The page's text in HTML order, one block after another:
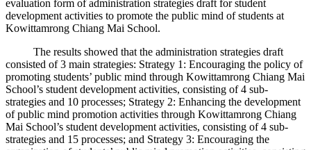
evaluation form of administration strategies draft for student
development activities to promote the public mind of students at
Kowittamrong Chiang Mai School.
The results showed that the administration strategies draft
consisted of 3 main strategies: Strategy 1: Encouraging the policy of
promoting students’ public mind through Kowittamrong Chiang Mai
School’s student development activities, consisting of 4 sub-
strategies and 10 processes; Strategy 2: Enhancing the development
of public mind promotion activities through Kowittamrong Chiang
Mai School’s student development activities, consisting of 4 sub-
strategies and 15 processes; and Strategy 3: Encouraging the